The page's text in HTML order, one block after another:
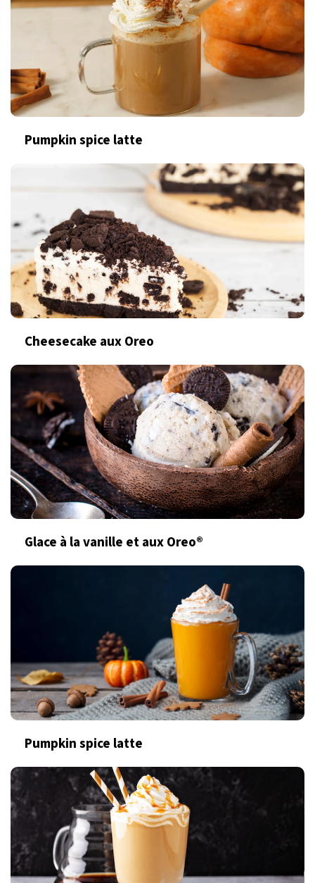
Pumpkin spice latte
Cheesecake aux Oreo
Glace à la vanille et aux Oreo®
Pumpkin spice latte